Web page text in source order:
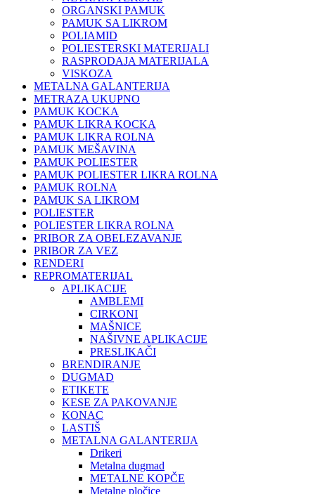
ORGANSKI PAMUK
PAMUK SA LIKROM
POLIAMID
POLIESTERSKI MATERIJALI
RASPRODAJA MATERIJALA
VISKOZA
METALNA GALANTERIJA
METRAZA UKUPNO
PAMUK KOCKA
PAMUK LIKRA KOCKA
PAMUK LIKRA ROLNA
PAMUK MEŠAVINA
PAMUK POLIESTER
PAMUK POLIESTER LIKRA ROLNA
PAMUK ROLNA
PAMUK SA LIKROM
POLIESTER
POLIESTER LIKRA ROLNA
PRIBOR ZA OBELEZAVANJE
PRIBOR ZA VEZ
RENDERI
REPROMATERIJAL
APLIKACIJE
AMBLEMI
CIRKONI
MAŠNICE
NAŠIVNE APLIKACIJE
PRESLIKAČI
BRENDIRANJE
DUGMAD
ETIKETE
KESE ZA PAKOVANJE
KONAC
LASTIŠ
METALNA GALANTERIJA
Drikeri
Metalna dugmad
METALNE KOPČE
Metalne pločice